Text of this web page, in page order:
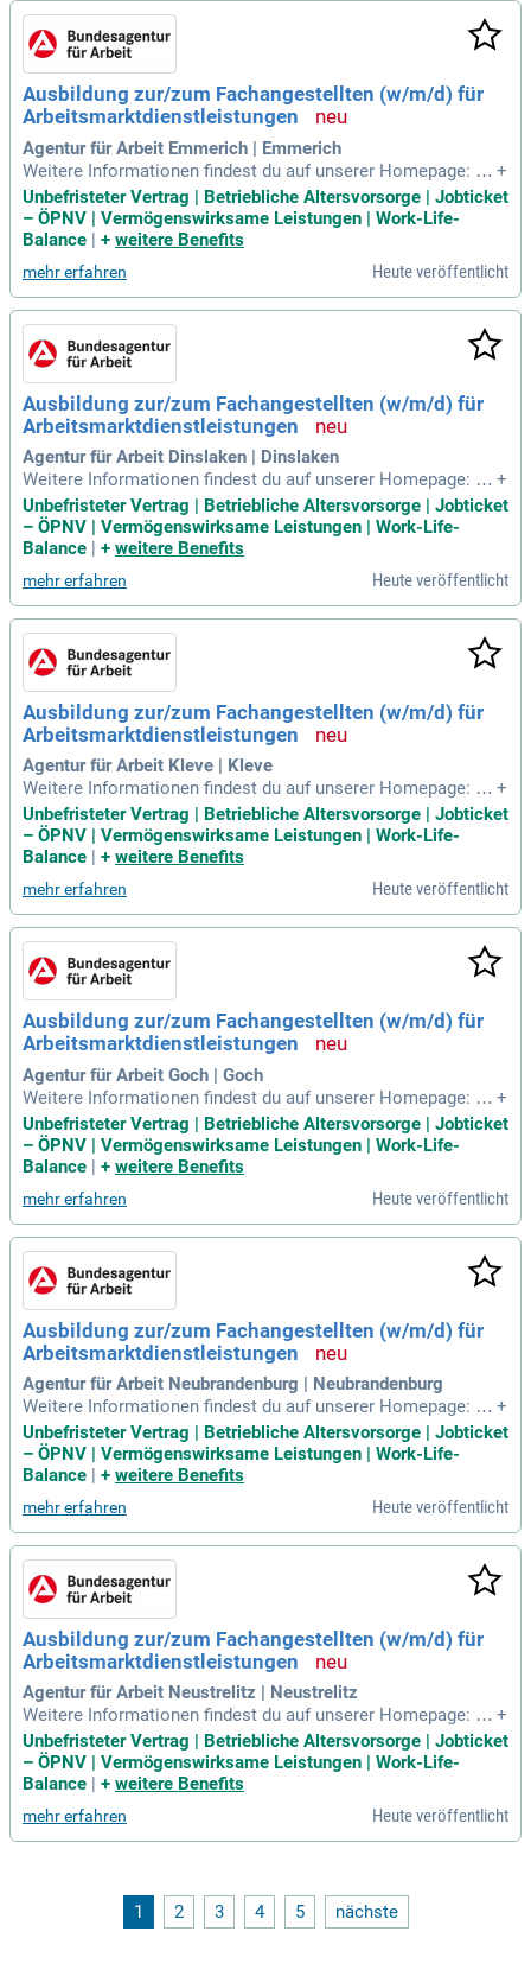
Ausbildung zur/zum Fachangestellten (w/m/d) für
Arbeitsmarktdienstleistungen
Agentur für Arbeit Emmerich | Emmerich
Weitere Informationen findest du auf unserer Homepage: Fa
changestellte für Arbeitsmarktdienstleistungen Aufgaben un
d Tätigkeiten: In der Ausbildung zur/zum Fachangestellten
(w/m/d) für Arbeitsmarktdienstleistungen lernst du die vielf
+
Unbefristeter Vertrag | Betriebliche Altersvorsorge | Jobticket
– ÖPNV | Vermögenswirksame Leistungen | Work-Life-
Balance | + weitere Benefits
mehr erfahren Heute veröffentlicht
Ausbildung zur/zum Fachangestellten (w/m/d) für
Arbeitsmarktdienstleistungen
Agentur für Arbeit Dinslaken | Dinslaken
Weitere Informationen findest du auf unserer Homepage: Fa
changestellte für Arbeitsmarktdienstleistungen Aufgaben un
d Tätigkeiten: In der Ausbildung zur/zum Fachangestellten
(w/m/d) für Arbeitsmarktdienstleistungen lernst du die vielf
+
Unbefristeter Vertrag | Betriebliche Altersvorsorge | Jobticket
– ÖPNV | Vermögenswirksame Leistungen | Work-Life-
Balance | + weitere Benefits
mehr erfahren Heute veröffentlicht
Ausbildung zur/zum Fachangestellten (w/m/d) für
Arbeitsmarktdienstleistungen
Agentur für Arbeit Kleve | Kleve
Weitere Informationen findest du auf unserer Homepage: Fa
changestellte für Arbeitsmarktdienstleistungen Aufgaben un
d Tätigkeiten: In der Ausbildung zur/zum Fachangestellten
(w/m/d) für Arbeitsmarktdienstleistungen lernst du die vielf
+
Unbefristeter Vertrag | Betriebliche Altersvorsorge | Jobticket
– ÖPNV | Vermögenswirksame Leistungen | Work-Life-
Balance
+ weitere Benefits
mehr erfahren Heute veröffentlicht
Ausbildung zur/zum Fachangestellten (w/m/d) für
Arbeitsmarktdienstleistungen
Agentur für Arbeit Goch | Goch
Weitere Informationen findest du auf unserer Homepage: Fa
changestellte für Arbeitsmarktdienstleistungen Aufgaben un
d Tätigkeiten: In der Ausbildung zur/zum Fachangestellten
(w/m/d) für Arbeitsmarktdienstleistungen lernst du die vielf
+
Unbefristeter Vertrag | Betriebliche Altersvorsorge | Jobticket
– ÖPNV | Vermögenswirksame Leistungen | Work-Life-
Balance | + weitere Benefits
mehr erfahren Heute veröffentlicht
Ausbildung zur/zum Fachangestellten (w/m/d) für
Arbeitsmarktdienstleistungen
Agentur für Arbeit Neubrandenburg | Neubrandenburg
Weitere Informationen findest du auf unserer Homepage: Fa
changestellte für Arbeitsmarktdienstleistungen Aufgaben un
d Tätigkeiten: In der Ausbildung zur/zum Fachangestellten
(w/m/d) für Arbeitsmarktdienstleistungen lernst du die vielf
+
Unbefristeter Vertrag | Betriebliche Altersvorsorge | Jobticket
– ÖPNV | Vermögenswirksame Leistungen | Work-Life-
Balance | + weitere Benefits
mehr erfahren Heute veröffentlicht
Ausbildung zur/zum Fachangestellten (w/m/d) für
Arbeitsmarktdienstleistungen
Agentur für Arbeit Neustrelitz | Neustrelitz
Weitere Informationen findest du auf unserer Homepage: Fa
changestellte für Arbeitsmarktdienstleistungen Aufgaben un
d Tätigkeiten: In der Ausbildung zur/zum Fachangestellten
(w/m/d) für Arbeitsmarktdienstleistungen lernst du die vielf
+
Unbefristeter Vertrag | Betriebliche Altersvorsorge | Jobticket
– ÖPNV | Vermögenswirksame Leistungen | Work-Life-
Balance
+ weitere Benefits
mehr erfahren Heute veröffentlicht
1 2 3 4 5 nächste